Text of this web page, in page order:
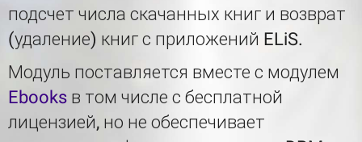
подсчет числа скачанных книг и возврат
(удаление) книг с приложений ELiS.
Модуль поставляется вместе с модулем
Ebooks в том числе с бесплатной
лицензией, но не обеспечивает